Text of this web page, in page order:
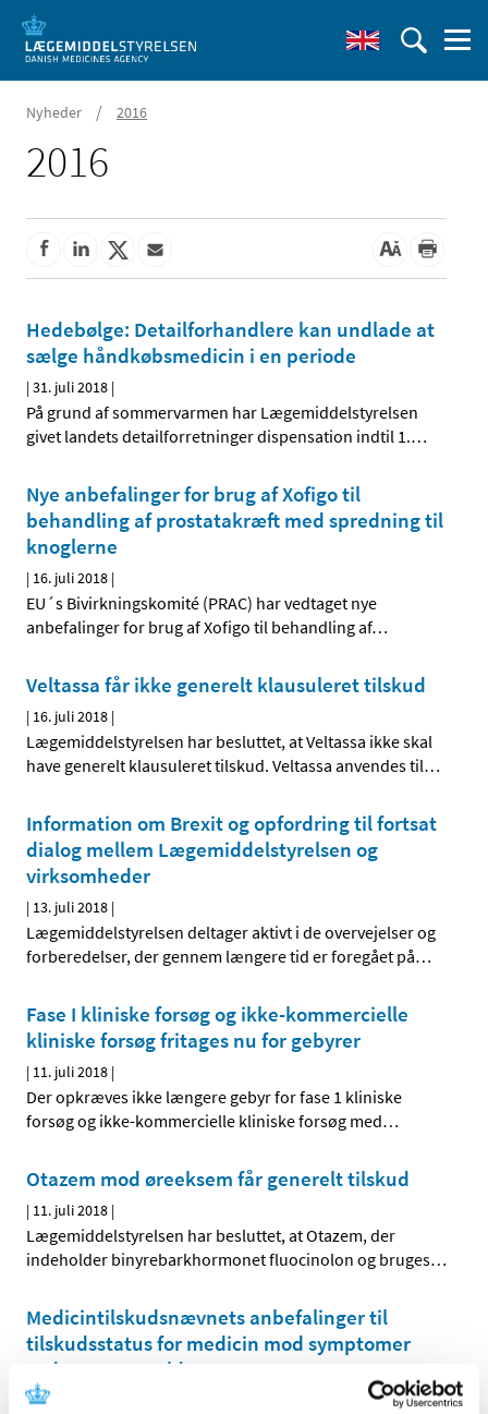
Nyheder / 2016
2016
Hedebølge: Detailforhandlere kan undlade at
sælge håndkøbsmedicin i en periode
|31. juli 2018 |
På grund af sommervarmen har Lægemiddelstyrelsen
givet landets detailforretninger dispensation indtil 1.…
Nye anbefalinger for brug af Xofigo til
behandling af prostatakræft med spredning til
knoglerne
| 16. juli 2018 |
EU´s Bivirkningskomité (PRAC) har vedtaget nye
anbefalinger for brug af Xofigo til behandling af…
Veltassa får ikke generelt klausuleret tilskud
| 16. juli 2018 |
Lægemiddelstyrelsen har besluttet, at Veltassa ikke skal
have generelt klausuleret tilskud. Veltassa anvendes til…
Information om Brexit og opfordring til fortsat
dialog mellem Lægemiddelstyrelsen og
virksomheder
| 13. juli 2018 |
Lægemiddelstyrelsen deltager aktivt i de overvejelser og
forberedelser, der gennem længere tid er foregået på…
Fase I kliniske forsøg og ikke-kommercielle
kliniske forsøg fritages nu for gebyrer
| 11. juli 2018 |
Der opkræves ikke længere gebyr for fase 1 kliniske
forsøg og ikke-kommercielle kliniske forsøg med…
Otazem mod øreeksem får generelt tilskud
| 11. juli 2018 |
Lægemiddelstyrelsen har besluttet, at Otazem, der
indeholder binyrebarkhormonet fluocinolon og bruges…
Medicintilskudsnævnets anbefalinger til
tilskudsstatus for medicin mod symptomer
ved overgangsalder
|3. juli 2018